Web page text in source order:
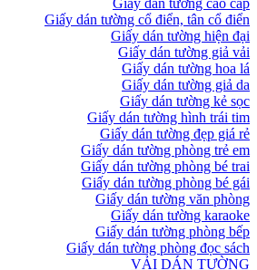
Giấy dán tường cao cấp
Giấy dán tường cổ điển, tân cổ điển
Giấy dán tường hiện đại
Giấy dán tường giả vải
Giấy dán tường hoa lá
Giấy dán tường giả da
Giấy dán tường kẻ sọc
Giấy dán tường hình trái tim
Giấy dán tường đẹp giá rẻ
Giấy dán tường phòng trẻ em
Giấy dán tường phòng bé trai
Giấy dán tường phòng bé gái
Giấy dán tường văn phòng
Giấy dán tường karaoke
Giấy dán tường phòng bếp
Giấy dán tường phòng đọc sách
VẢI DÁN TƯỜNG